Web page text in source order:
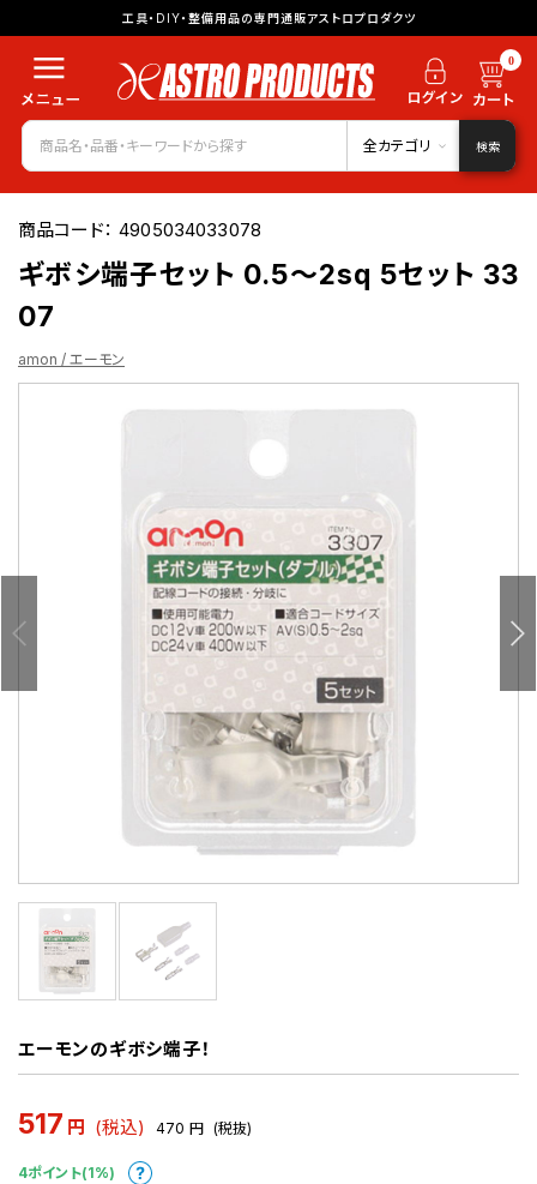
工具・DIY・整備用品の専門通販アストロプロダクツ
0
全カテゴリ 検索
商品コード：4905034033078
ギボシ端子セット 0.5～2sq 5セット 33
07
amon / エーモン
エーモンのギボシ端子！
517 円 (税込) 470 円 (税抜)
4ポイント(1%)